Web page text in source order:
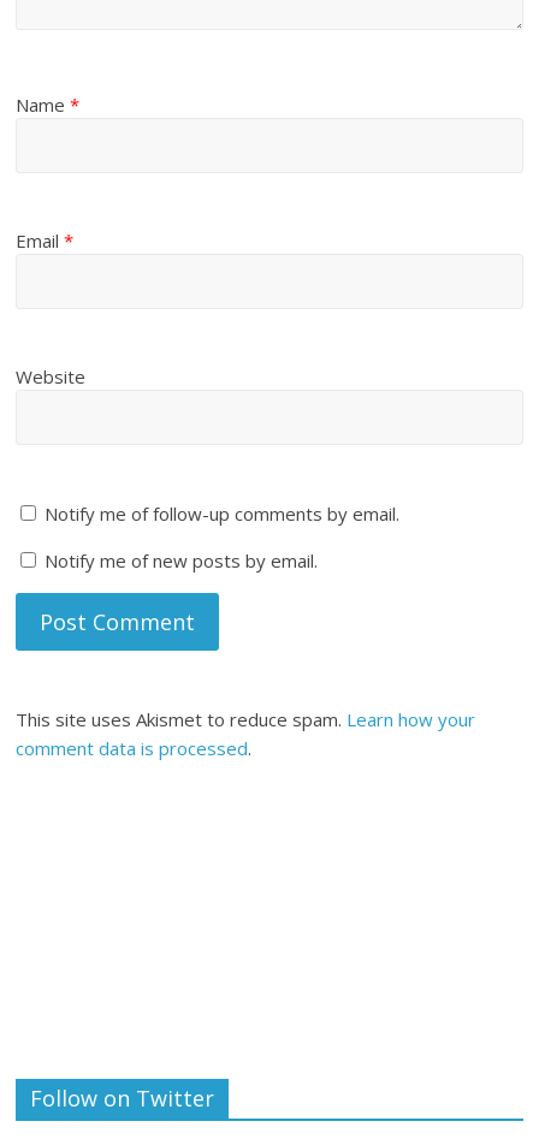
Name*
Email*
Website
Notify me of follow-up comments by email.
Notify me of new posts by email.
This site uses Akismet to reduce spam. Learn how your
comment data is processed.
Follow on Twitter